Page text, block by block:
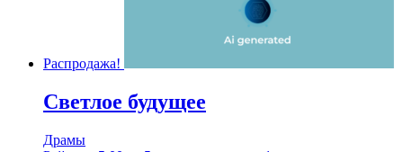
Распродажа!
Светлое будущее
Драмы